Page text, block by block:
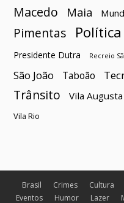
Macedo
Maia
Pimentas Política
Presidente Dutra Recreio
São João Taboão
Trânsito Vila Augusta
Vila Rio
Brasil Crimes Cultura
Eventos
Humor Lazer